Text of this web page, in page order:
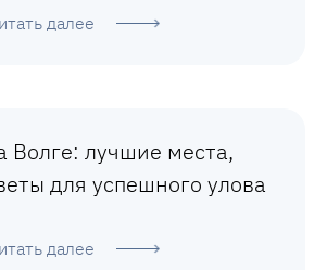
далее
Волге: лучшие места,
для успешного улова
далее